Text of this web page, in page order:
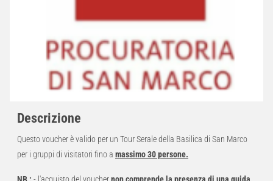
Descrizione
Questo voucher è valido per un Tour Serale della Basilica di San Marco
per i gruppi di visitatori fino a massimo 30 persone.
NB : - l'acquisto del vouchernon comprende la presenza di una guida